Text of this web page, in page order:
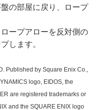
の部屋に戻り、ロープ
ープアローを反対側の
します。
Published by Square Enix Co.,
logo, EIDOS, the
are registered trademarks or
and the SQUARE ENIX logo